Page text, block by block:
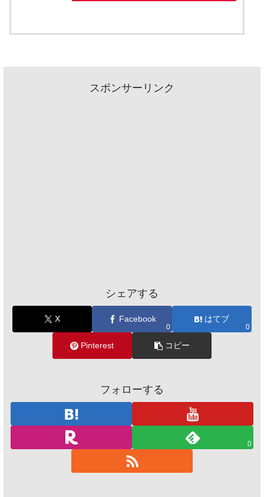
スポンサーリンク
シェアする
X Facebook
0
はてブ
0
Pinterest コピー
フォローする
0